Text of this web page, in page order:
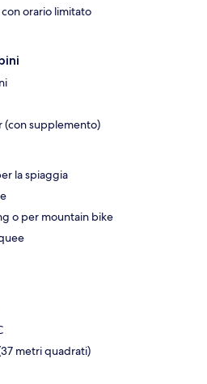
orario limitato
(con supplemento)
la spiaggia
o per mountain bike
metri quadrati)